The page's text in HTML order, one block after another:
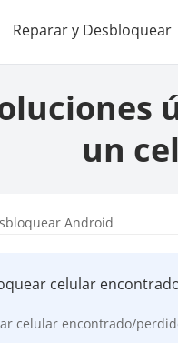
Reparar y Desbloquear
un
Android
celular
celular encontrado/